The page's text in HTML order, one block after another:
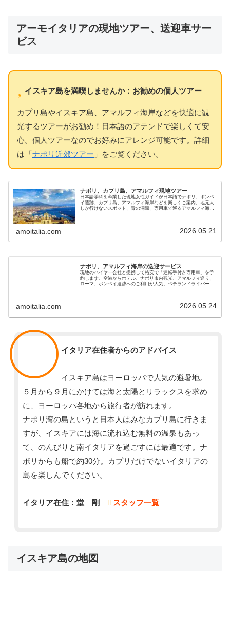
アーモイタリアの現地ツアー、送迎車サー
ビス
イスキア島を満喫しませんか：お勧めの個人ツアー
カプリ島やイスキア島、アマルフィ海岸などを快適に観
光するツアーがお勧め！日本語のアテンドで楽しくて安
心。個人ツアーなのでお好みにアレンジ可能です。詳細
は「ナポリ近郊ツアー 」をご覧ください。
ナポリ、カプリ島、アマルフィ現地ツアー
日本語学科を卒業した現地女性ガイドが日本語でナポリ、ポンペ
イ遺跡、カプリ島、アマルフィ海岸などを楽しくご案内。地元人
しか行けないスポット、青の洞窟、専用車で巡るアマルフィ海岸
amoitalia.com 2026.05.21
ナポリ、アマルフィ海岸の送迎サービス
現地のハイヤー会社と提携して格安で「運転手付き専用車」を予
約します。空港からホテル、ナポリ市内観光、アマルフィ巡り、
ローマ、ポンペイ遺跡へのご利用が人気。ベテランドライバーで
amoitalia.com 2026.05.24
イタリア在住者からのアドバイス
イスキア島はヨーロッパで人気の避暑地。
５月から９月にかけては海と太陽とリラックスを求め
に、ヨーロッパ各地から旅行者が訪れます。
ナポリ湾の島というと日本人はみなカプリ島に行きま
すが、イスキアには海に流れ込む無料の温泉もあっ
て、のんびりと南イタリアを過ごすには最適です。ナ
ポリからも船で約30分。カプリだけでないイタリアの
島を楽しんでください。
イタリア在住：堂 剛 スタッフ一覧
イスキア島の地図